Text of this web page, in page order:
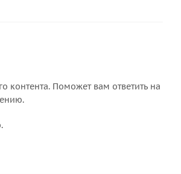
контента. Поможет вам ответить на